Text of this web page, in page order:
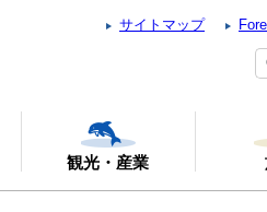
サイトマップ
観光・産業